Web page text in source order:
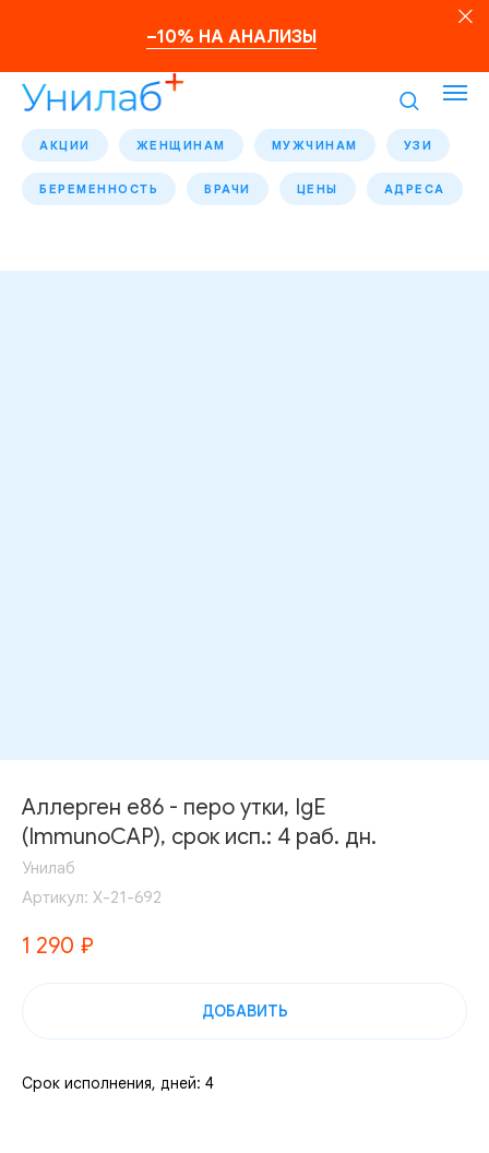
–10% НА АНАЛИЗЫ
АКЦИИ ЖЕНЩИНАМ МУЖЧИНАМ УЗИ
БЕРЕМЕННОСТЬ ВРАЧИ ЦЕНЫ АДРЕСА
Аллерген e86 - перо утки, IgE
(ImmunoCAP), срок исп.: 4 раб. дн.
Унилаб
Артикул: Х-21-692
1 290 ₽
ДОБАВИТЬ
Срок исполнения, дней: 4